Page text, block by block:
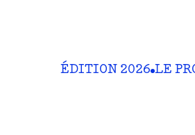
ÉDITION 2026 LE